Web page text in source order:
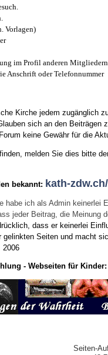
Vorlagen)
im Profil anderen
Anschrift oder Telefonnummer
Kirche jedem
sich an den
keine Gewähr für die
melden Sie dies bitte
bekannt: kath-
habe ich als Admin
jeder Beitrag, die
dass er keinerlei
Seiten und macht
2006
- Webseiten für Kinder:
Seiten-